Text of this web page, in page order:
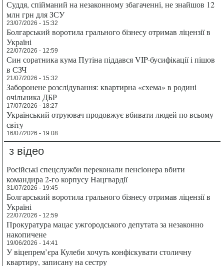
Суддя, спійманий на незаконному збагаченні, не знайшов 12
млн грн для ЗСУ
23/07/2026 - 15:32
Болгарський воротила грального бізнесу отримав ліцензії в
Україні
22/07/2026 - 12:59
Син соратника кума Путіна піддався VIP-бусифікації і пішов
в СЗЧ
21/07/2026 - 15:32
Заборонене розслідування: квартирна «схема» в родині
очільника ДБР
17/07/2026 - 18:27
Український отруювач продовжує вбивати людей по всьому
світу
16/07/2026 - 19:08
з відео
Російські спецслужби переконали пенсіонера вбити
командира 2-го корпусу Нацгвардії
31/07/2026 - 19:45
Болгарський воротила грального бізнесу отримав ліцензії в
Україні
22/07/2026 - 12:59
Прокуратура мацає ужгородського депутата за незаконно
накопичене
19/06/2026 - 14:41
У віцепрем’єра Кулеби хочуть конфіскувати столичну
квартиру, записану на сестру